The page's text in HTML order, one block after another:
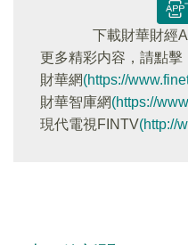
下載財華財經
更多精彩内容，請點擊
財華網(https://
財華智庫網(https://
現代電視FINTV(http://